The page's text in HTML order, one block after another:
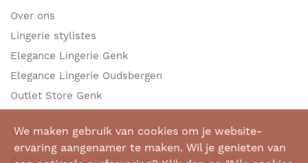
Over ons
Lingerie stylistes
Elegance Lingerie Genk
Elegance Lingerie Oudsbergen
Outlet Store Genk
Veilig online bestellen & betalen
We maken gebruik van cookies om je website-
ervaring aangenamer te maken. Wil je genieten van